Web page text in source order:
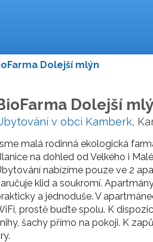
Dolejší mlýn
Dolejší
v obci Kamberk,
malá rodinná ekologická
na dohled od Velkého i
nabízíme pouze ve 2
klid a soukromí.
a jednoduše. V
prostě buďte spolu. K
šachy přímo na pokoji. K